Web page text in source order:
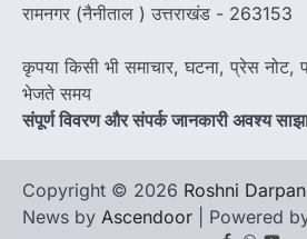
रामनगर (नैनीताल ) उत्तराखंड - 263153
कृपया किसी भी समाचार, घटना, प्रेस नोट,
भेजते समय
संपूर्ण विवरण और संपर्क जानकारी अवश्य
Copyright © 2026 Roshni Darpan
News by Ascendoor | Powered